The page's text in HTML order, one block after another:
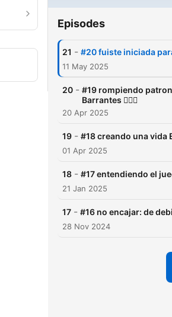
Episodes
21 - #20 fuiste iniciada
11 May 2025
20 - #19 rompiendo
Barrantes ⛓️‍💥🦋
20 Apr 2025
19 - #18 creando una vida
01 Apr 2025
18 - #17 entendiendo el
21 Jan 2025
17 - #16 no encajar: de
28 Nov 2024